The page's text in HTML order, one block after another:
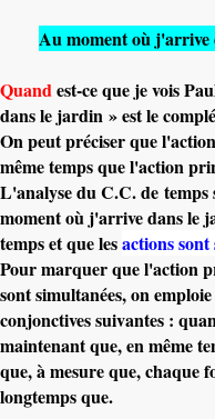
Au moment où j'arrive
Quandest-ce que je vois
dans le jardin » est le
On peut préciser que
même temps que l'action
L'analyse du C.C. de
moment où j'arrive dans le
temps et que lesactions
Pour marquer que l'action
sont simultanées, on
conjonctives suivantes :
maintenant que, en même
que, à mesure que, chaque
longtemps que.